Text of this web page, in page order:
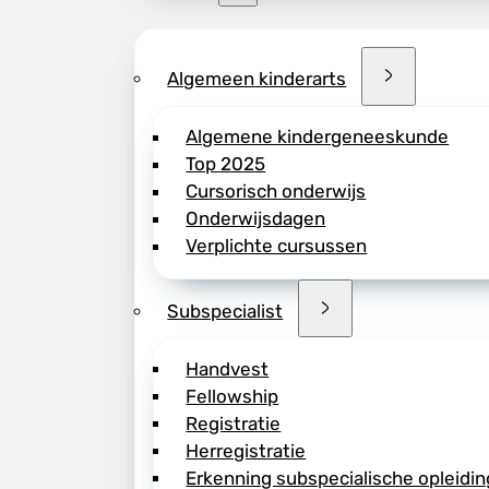
Algemeen kinderarts
Algemene kindergeneeskunde
Top 2025
Cursorisch onderwijs
Onderwijsdagen
Verplichte cursussen
Subspecialist
Handvest
Fellowship
Registratie
Herregistratie
Erkenning subspecialische